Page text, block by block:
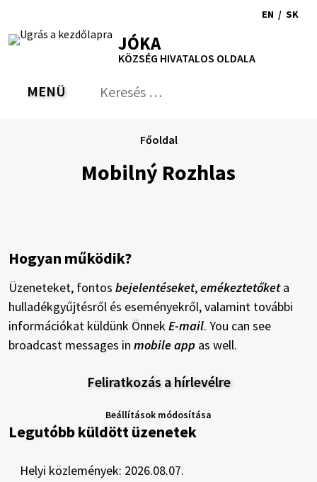
tartalomra
RSS Oldaltérkép
Nyomtatás
EN / SK
JÓKA
KÖZSÉG HIVATALOS OLDALA
VÁLTÁS
MENÜ Keresés:
Mobilný Rozhlas
Főoldal
Hogyan működik?
Üzeneteket, fontos bejelentéseket,emékeztetőketa
hulladékgyűjtésről és eseményekről, valamint további
információkat küldünk ÖnnekE-mail. You can see
broadcast messages in mobile app as well.
Feliratkozás a hírlevélre
Beállítások módosítása
Legutóbb küldött üzenetek
Helyi közlemények: 2026.08.07.